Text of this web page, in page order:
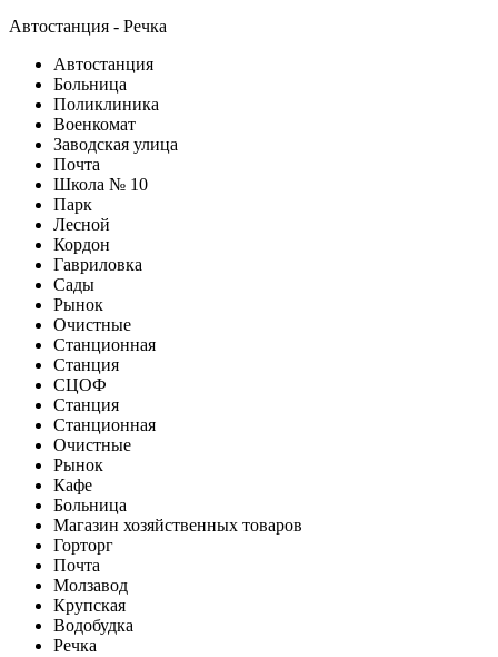
Автостанция - Речка
Автостанция
Больница
Поликлиника
Военкомат
Заводская улица
Почта
Школа № 10
Парк
Лесной
Кордон
Гавриловка
Сады
Рынок
Очистные
Станционная
Станция
СЦОФ
Станция
Станционная
Очистные
Рынок
Кафе
Больница
Магазин хозяйственных товаров
Горторг
Почта
Молзавод
Крупская
Водобудка
Речка